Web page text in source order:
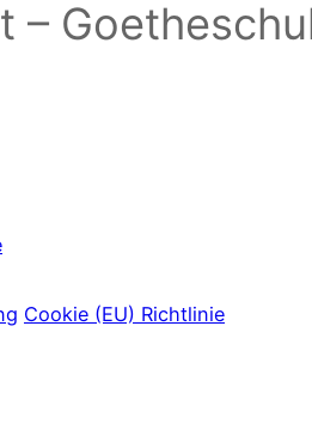
–
Cookie (EU) Richtlinie